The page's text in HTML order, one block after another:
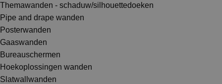
Themawanden - schaduw/silhouettedoeken
Pipe and drape wanden
Posterwanden
Gaaswanden
Bureauschermen
Hoekoplossingen wanden
Slatwallwanden